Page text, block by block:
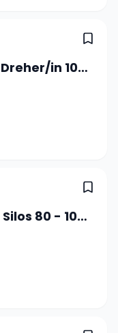
CNC-Fräser/in CNC-Dreher/in 100%
Servicetechniker für Silos 80 - 100% (m/w/d)